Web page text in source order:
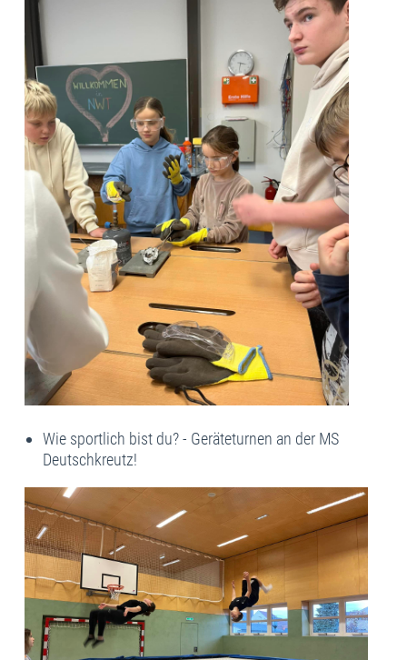
Wie sportlich bist du? - Geräteturnen an der MS
Deutschkreutz!